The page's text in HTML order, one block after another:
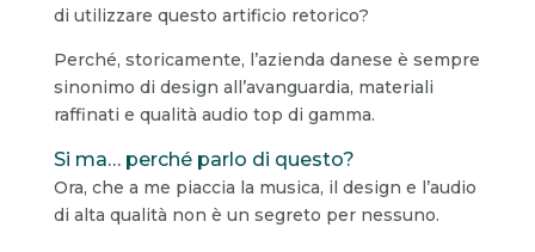
di utilizzare questo artificio retorico?
Perché, storicamente, l’azienda danese è sempre
sinonimo di design all’avanguardia, materiali
raffinati e qualità audio top di gamma.
Si ma… perché parlo di questo?
Ora, che a me piaccia la musica, il design e l’audio
di alta qualità non è un segreto per nessuno.